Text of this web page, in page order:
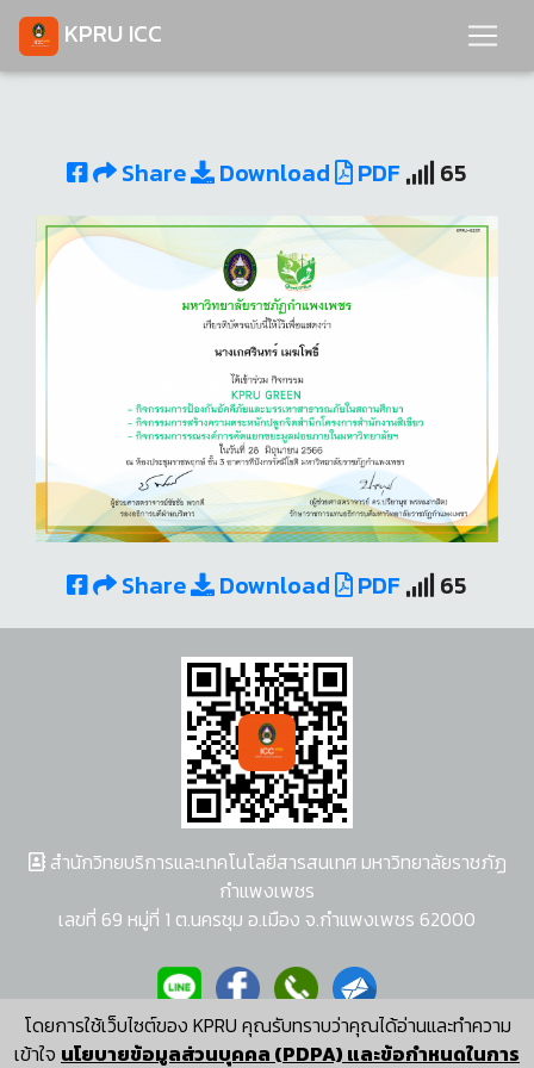
KPRU ICC
Share Download PDF 65
Share Download PDF 65
โดยการใช้เว็บไซต์ของ KPRU คุณรับทราบว่าคุณได้อ่านและทำความ
เข้าใจ นโยบายข้อมูลส่วนบุคคล (PDPA) และข้อกำหนดในการ
สำนักวิทยบริการและเทคโนโลยีสารสนเทศ มหาวิทยาลัยราชภัฏ
กำแพงเพชร
เลขที่ 69 หมู่ที่ 1 ต.นครชุม อ.เมือง จ.กำแพงเพชร 62000
ผู้พัฒนาระบบ อนุชา พวงผกา